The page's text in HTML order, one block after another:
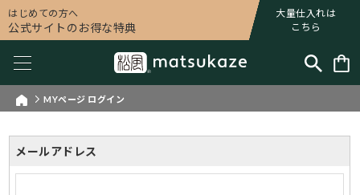
はじめての方へ
公式サイトのお得な特典
大量仕入れは
こちら
MYページ ログイン
メールアドレス